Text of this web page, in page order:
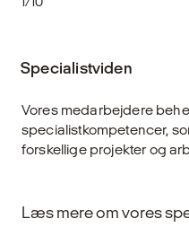
Specialistviden
Vores medarbejdere
specialistkompetencer,
forskellige projekter og
Læs mere om vores